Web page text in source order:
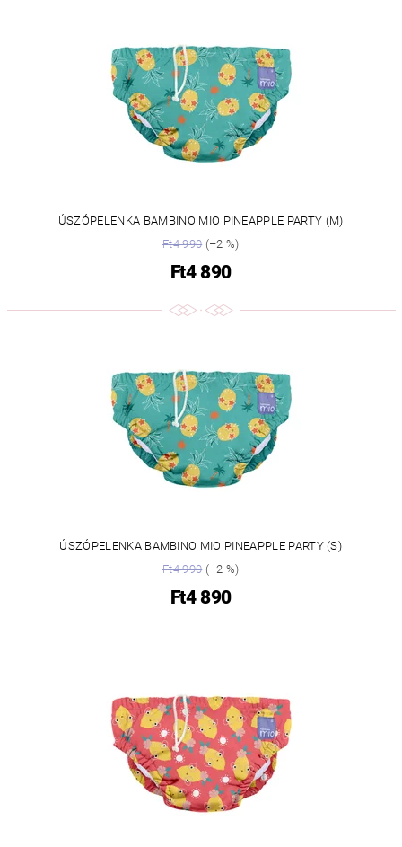
ÚSZÓPELENKA BAMBINO MIO PINEAPPLE PARTY (M)
Ft4 990(–2 %)
Ft4 890
ÚSZÓPELENKA BAMBINO MIO PINEAPPLE PARTY (S)
Ft4 990(–2 %)
Ft4 890